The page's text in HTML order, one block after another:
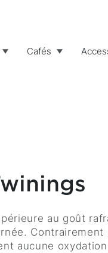
Cafés
au goût
aucune